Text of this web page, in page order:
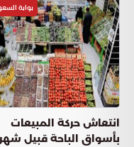
بوابة
انتعاش حركة المبيعات
بأسواق الباحة قبيل شهر